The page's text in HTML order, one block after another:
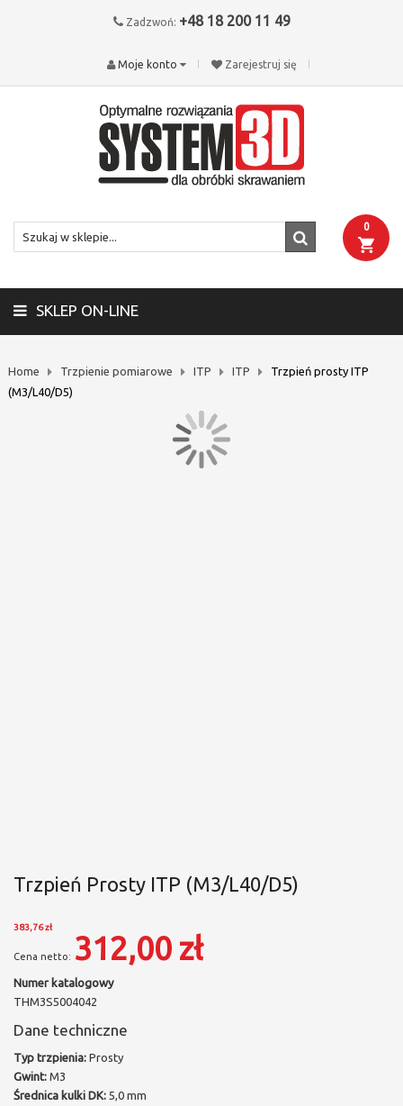
Zadzwoń: +48 18 200 11 49
Zarejestruj się
Moje konto
0
SKLEP ON-LINE
Home Trzpienie pomiarowe ITP ITP
Trzpień prosty ITP
(M3/L40/D5)
Trzpień Prosty ITP (M3/L40/D5)
383,76 zł
312,00 zł
Numer katalogowy
THM3S5004042
Dane techniczne
Typ trzpienia: Prosty
Gwint: M3
Średnica kulki DK: 5,0 mm